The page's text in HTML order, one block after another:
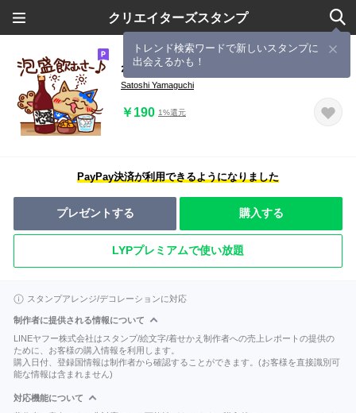
クリエイターズスタンプ
トレンド検索ワードで新しいスタンプに
出会えるかも！
ねこの肉球＠沖縄編
Satoshi Yamaguchi
￥190 1%還元
PayPay決済が利用できるようになりました
プレゼントする 購入する
LYPプレミアムで使い放題
スタンプアレンジ/デコレーションに対応
制作者に提供される情報について
LINEヤフー株式会社はスタンプ/絵文字/着せかえ制作者への売上レポートの提供の
ために、お客様の購入情報を利用します。
購入日付、登録国情報は制作者から確認することができます。(お客様を直接識別可
能な情報は含まれません)
対応機能について